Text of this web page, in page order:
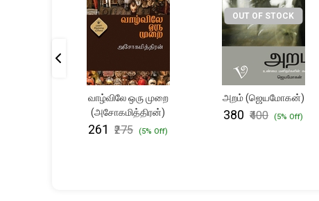
வாழ்விலே ஒரு முறை
(அசோகமித்திரன்)
₹261 ₹275 (5% Off)
OUT OF STOCK
அறம் (ஜெயமோகன்)
₹380 ₹400 (5% Off)